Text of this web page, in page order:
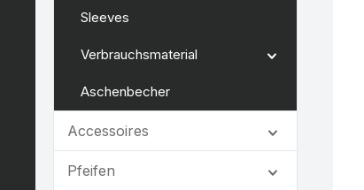
Sleeves
Verbrauchsmaterial
Aschenbecher
Accessoires
Pfeifen